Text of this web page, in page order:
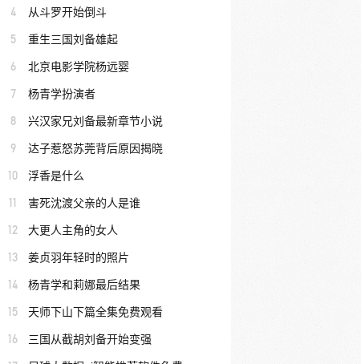
4 从斗罗开始倒斗
5 重生三国刘备雄起
6 北京电影学院杨远婴
7 杨青学扮演者
8 兴汉家兄刘备最新章节小说
9 达子惹怒苏莞背后原因揭晓
10 浮香是什么
11 害死沈渡父亲的人是谁
12 大更人主角的女人
13 姜贞羽年轻时的照片
14 杨青学和莉娜最后结果
15 天师下山下篇全集免费观看
16 三国从截胡刘备开始变强